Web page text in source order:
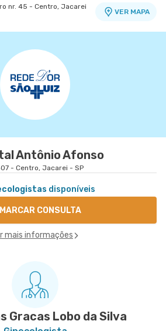
nr. 45 - Centro, Jacarei
VER MAPA
- Unidade Carlos Maria
nr. 70 - Jardim
Campos - SP
Antônio Afonso
- Centro, Jacarei - SP
disponíveis
MARCAR CONSULTA
mais informações
Gracas Lobo da Silva